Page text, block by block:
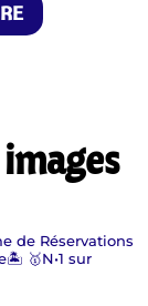
de Réservations
🥇N•1 sur